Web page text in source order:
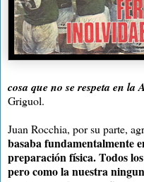
cosa que no se respeta en la
Griguol.
Juan Rocchia, por su parte,
basaba fundamentalmente
preparación física. Todos
pero como la nuestra